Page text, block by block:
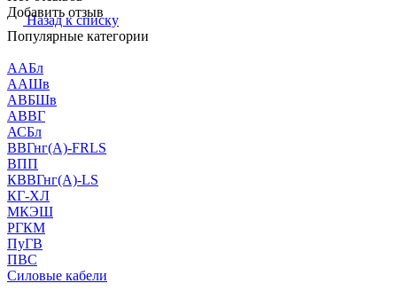
Добавить отзыв
Назад к списку
Популярные категории
ААБл
ААШв
АВБШв
АВВГ
АСБл
ВВГнг(А)-FRLS
ВПП
КВВГнг(А)-LS
КГ-ХЛ
МКЭШ
РГКМ
ПуГВ
ПВС
Силовые кабели